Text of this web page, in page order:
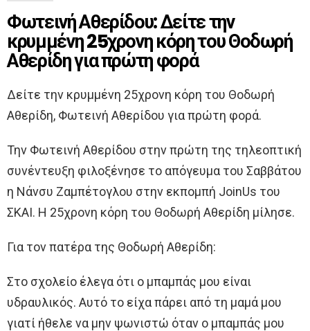
Φωτεινή Αθερίδου: Δείτε την
κρυμμένη 25χρονη κόρη του Θοδωρή
Αθερίδη για πρώτη φορά
Δείτε την κρυμμένη 25χρονη κόρη του Θοδωρή
Αθερίδη, Φωτεινή Αθερίδου για πρώτη φορά.
Την Φωτεινή Αθερίδου στην πρώτη της τηλεοπτική
συνέντευξη φιλοξένησε το απόγευμα του Σαββάτου
η Νάνσυ Ζαμπέτογλου στην εκπομπή JoinUs του
ΣΚΑΙ. Η 25χρονη κόρη του Θοδωρή Αθερίδη μίλησε.
Για τον πατέρα της Θοδωρή Αθερίδη:
Στο σχολείο έλεγα ότι ο μπαμπάς μου είναι
υδραυλικός. Αυτό το είχα πάρει από τη μαμά μου
γιατί ήθελε να μην ψωνιστώ όταν ο μπαμπάς μου